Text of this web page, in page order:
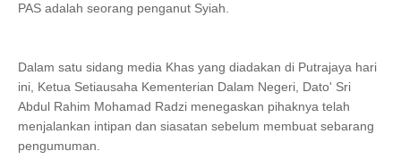
PAS adalah seorang penganut Syiah.
Dalam satu sidang media Khas yang diadakan di Putrajaya hari
ini, Ketua Setiausaha Kementerian Dalam Negeri, Dato' Sri
Abdul Rahim Mohamad Radzi menegaskan pihaknya telah
menjalankan intipan dan siasatan sebelum membuat sebarang
pengumuman.